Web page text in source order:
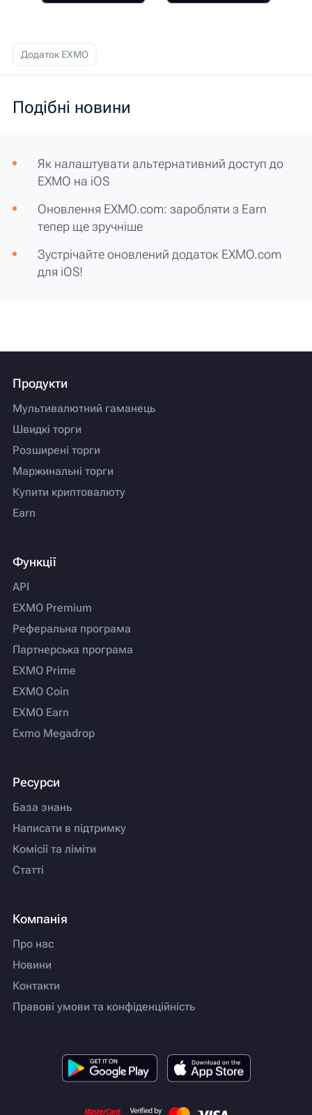
Додаток EXMO
Подібні новини
Як налаштувати альтернативний доступ до
EXMO на iOS
Оновлення EXMO.com: заробляти з Earn
тепер ще зручніше
Зустрічайте оновлений додаток EXMO.com
для iOS!
Продукти
Мультивалютний гаманець
Швидкі торги
Розширені торги
Маржинальні торги
Купити криптовалюту
Earn
Функції
API
EXMO Premium
Реферальна програма
Партнерська програма
EXMO Prime
EXMO Coin
EXMO Earn
Exmo Megadrop
Ресурси
База знань
Написати в підтримку
Комісії та ліміти
Статті
Компанія
Про нас
Новини
Контакти
Правові умови та конфіденційність